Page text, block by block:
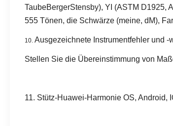
TaubeBergerStensby), YI (ASTM D1925,
555 Tönen, die Schwärze (meine, dM),
10. Ausgezeichnete Instrumentfehler und -
Stellen Sie die Übereinstimmung von
11. Stütz-Huawei-Harmonie OS, Android,